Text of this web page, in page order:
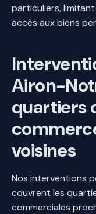
particuliers,
accès aux biens
Airon-
quartiers
voisines
Nos interventions
couvrent les
commerciales